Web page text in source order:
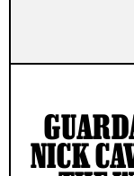
NICK